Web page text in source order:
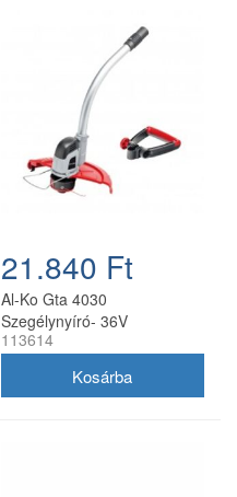
21.840 Ft
Al-Ko Gta 4030
Szegélynyíró- 36V
113614